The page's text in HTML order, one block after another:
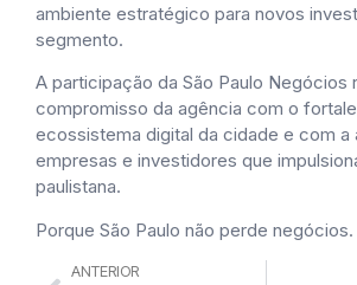
ambiente estratégico para novos
segmento.
A participação da São Paulo Negócios
compromisso da agência com o
ecossistema digital da cidade e com a
empresas e investidores que
paulistana.
Porque São Paulo não perde negócios.
ANTERIOR